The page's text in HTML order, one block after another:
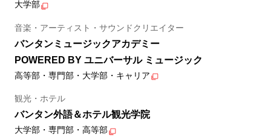
大学部
音楽・アーティスト・サウンドクリエイター
バンタンミュージックアカデミー
POWERED BY ユニバーサル ミュージック
高等部・専門部・大学部・キャリア
観光・ホテル
バンタン外語＆ホテル観光学院
大学部・専門部・高等部